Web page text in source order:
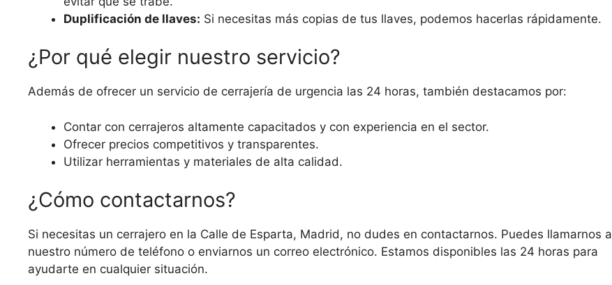
Duplificación de llaves: Si necesitas más copias de tus llaves, podemos hacerlas rápidamente.
¿Por qué elegir nuestro servicio?
Además de ofrecer un servicio de cerrajería de urgencia las 24 horas, también destacamos por:
Contar con cerrajeros altamente capacitados y con experiencia en el sector.
Ofrecer precios competitivos y transparentes.
Utilizar herramientas y materiales de alta calidad.
¿Cómo contactarnos?
Si necesitas un cerrajero en la Calle de Esparta, Madrid, no dudes en contactarnos. Puedes llamarnos a
nuestro número de teléfono o enviarnos un correo electrónico. Estamos disponibles las 24 horas para
ayudarte en cualquier situación.